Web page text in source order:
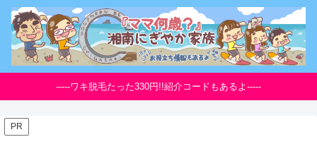
-----ワキ脱毛たった330円!!紹介コードもあるよ-----
PR